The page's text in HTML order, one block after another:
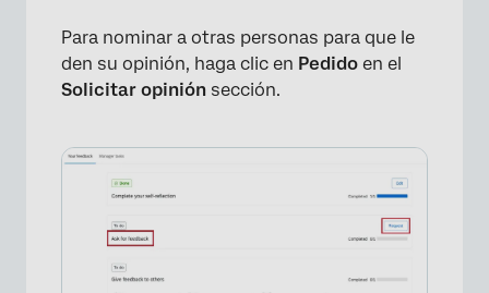
×
Para nominar a otras personas para que le
den su opinión, haga clic en Pedido en el
Solicitar opinión sección.